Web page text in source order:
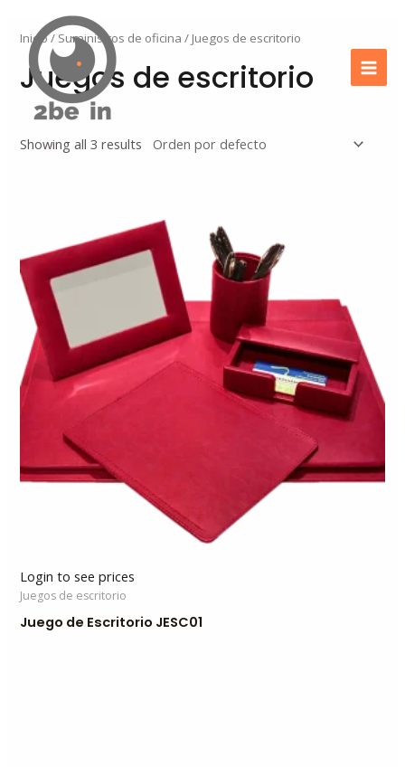
contenido
Inicio/ Suministros de oficina / Juegos de escritorio
Juegos de escritorio
Showing all 3 results
Login to see prices
Juegos de escritorio
Juego de Escritorio JESC01